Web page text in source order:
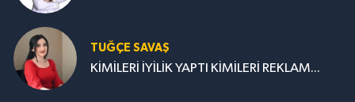
TUĞÇE SAVAŞ
KİMİLERİ İYİLİK YAPTI KİMİLERİ REKLAM...